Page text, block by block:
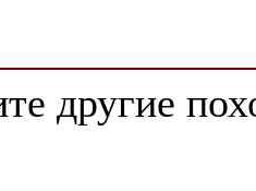
другие